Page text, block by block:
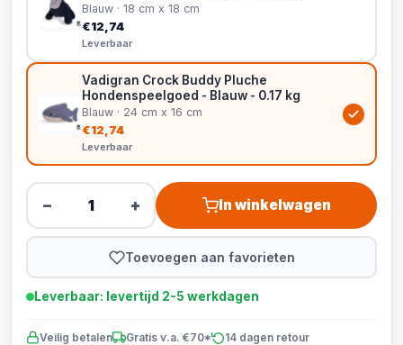
Blauw · 18 cm x 18 cm
€12,74
Leverbaar
Vadigran Crock Buddy Pluche
Hondenspeelgoed - Blauw - 0.17 kg
Blauw · 24 cm x 16 cm
€12,74
Leverbaar
− + In winkelwagen
Toevoegen aan favorieten
Leverbaar: levertijd 2-5 werkdagen
Veilig betalen Gratis v.a. €70* 14 dagen retour